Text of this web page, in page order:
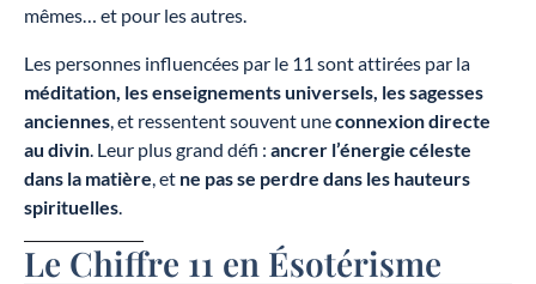
mêmes… et pour les autres.
Les personnes influencées par le 11 sont attirées par la
méditation, les enseignements universels, les sagesses
anciennes, et ressentent souvent uneconnexion directe
au divin. Leur plus grand défi : ancrer l’énergie céleste
dans la matière, et ne pas se perdre dans les hauteurs
spirituelles.
Le Chiffre 11 en Ésotérisme